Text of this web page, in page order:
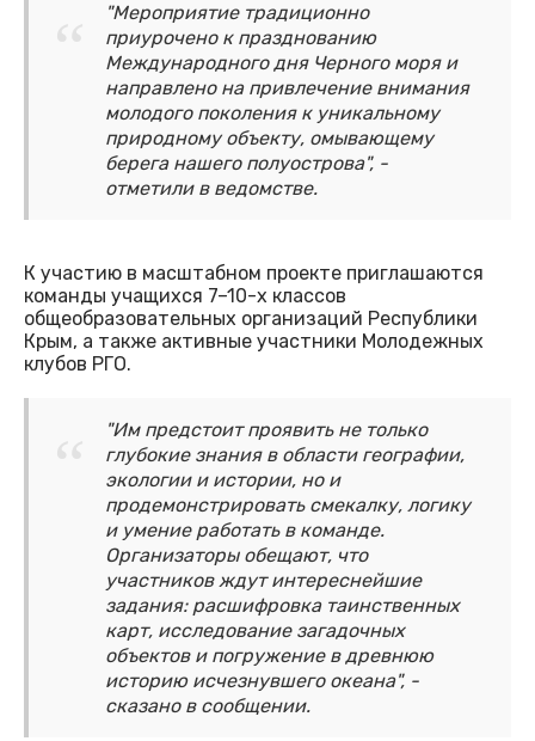
"Мероприятие традиционно
приурочено к празднованию
Международного дня Черного моря и
направлено на привлечение внимания
молодого поколения к уникальному
природному объекту, омывающему
берега нашего полуострова", -
отметили в ведомстве.
К участию в масштабном проекте приглашаются
команды учащихся 7–10-х классов
общеобразовательных организаций Республики
Крым, а также активные участники Молодежных
клубов РГО.
"Им предстоит проявить не только
глубокие знания в области географии,
экологии и истории, но и
продемонстрировать смекалку, логику
и умение работать в команде.
Организаторы обещают, что
участников ждут интереснейшие
задания: расшифровка таинственных
карт, исследование загадочных
объектов и погружение в древнюю
историю исчезнувшего океана", -
сказано в сообщении.